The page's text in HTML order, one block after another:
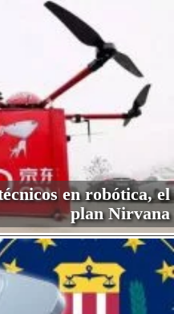
en robótica, el
plan Nirvana